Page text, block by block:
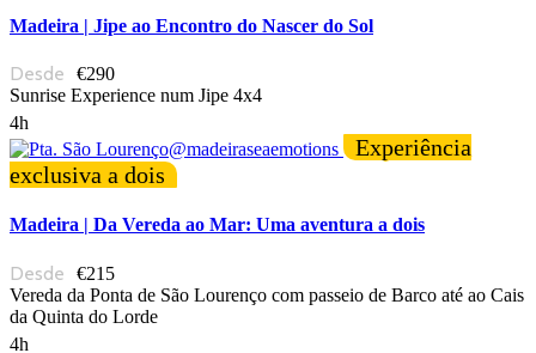
Madeira | Jipe ao Encontro do Nascer do Sol
€290
Sunrise Experience num Jipe 4x4
4h
Experiência
exclusiva a dois
Madeira | Da Vereda ao Mar: Uma aventura a dois
€215
Vereda da Ponta de São Lourenço com passeio de Barco até ao Cais
da Quinta do Lorde
4h